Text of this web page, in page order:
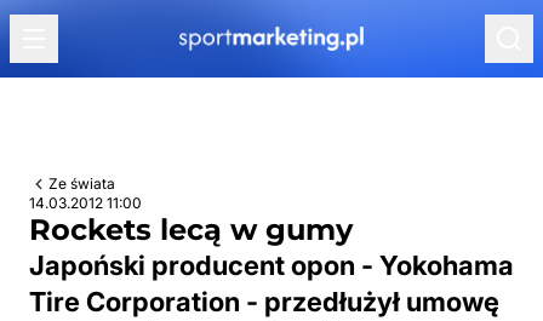
Przejdź do treści
Ze świata
14.03.2012 11:00
Rockets lecą w gumy
Japoński producent opon - Yokohama
Tire Corporation - przedłużył umowę